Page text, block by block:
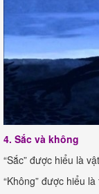
4. Sắc và không
“Sắc” được hiểu là
“Không” được hiểu